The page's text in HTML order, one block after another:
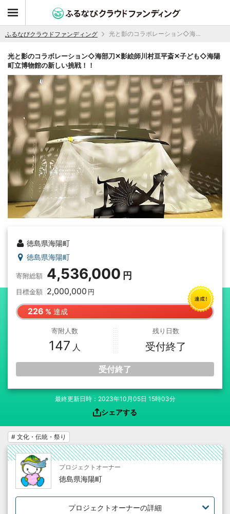
ふるなびクラウドファンディング 光と影のコラボレーション◇海部刀✕影絵師川村亘平斎✕子ども◇海陽町立博物館の新しい挑戦！！
光と影のコラボレーション◇海部刀✕影絵師川村亘平斎✕子ども◇海陽
町立博物館の新しい挑戦！！
徳島県海陽町
徳島県海陽町
寄附総額 4,536,000
226 達成
目標金額 2,000,000
寄附人数
147
残り日数
受付終了
受付終了
最終更新日時：2023年10月05日 15時03分
シェアする
# 文化・伝統・祭り
プロジェクトオーナー
徳島県海陽町
プロジェクトオーナーの詳細